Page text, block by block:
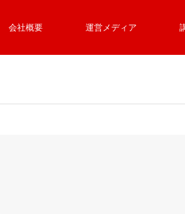
会社概要 運営メディア